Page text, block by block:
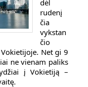
dėl
rudenį
čia
vykstan
čio
Net gi 9
ne vienam paliks
į Vokietiją –